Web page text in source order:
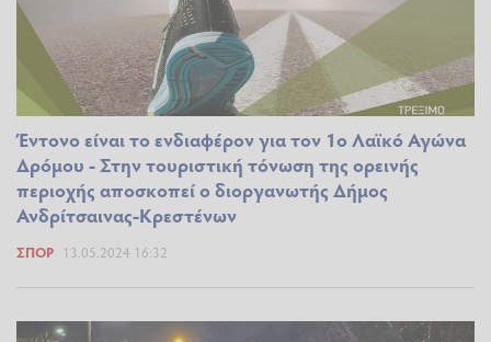
Έντονο είναι το ενδιαφέρον για τον 1ο Λαϊκό Αγώνα
Δρόμου - Στην τουριστική τόνωση της ορεινής
περιοχής αποσκοπεί ο διοργανωτής Δήμος
Ανδρίτσαινας-Κρεστένων
ΣΠΟΡ 13.05.2024 16:32